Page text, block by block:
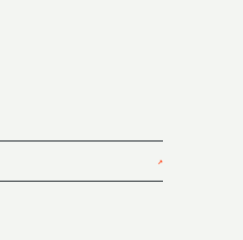
↗